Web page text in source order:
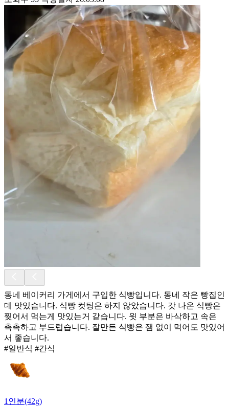
동네 베이커리 가게에서 구입한 식빵입니다. 동네 작은 빵집인
데 맛있습니다. 식빵 컷팅은 하지 않았습니다. 갓 나온 식빵은
찢어서 먹는게 맛있는거 같습니다. 윗 부분은 바삭하고 속은
촉촉하고 부드럽습니다. 잘만든 식빵은 잼 없이 먹어도 맛있어
서 좋습니다.
#일반식 #간식
1인분(42g)